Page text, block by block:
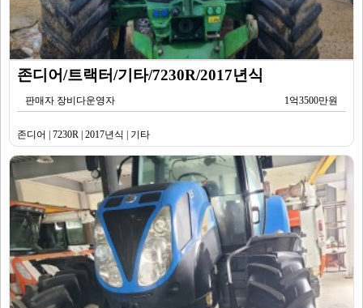
존디어/트랙터/기타/7230R/2017년식
판매자 장비다운영자 1억3500만원
존디어 | 7230R | 2017년식 | 기타